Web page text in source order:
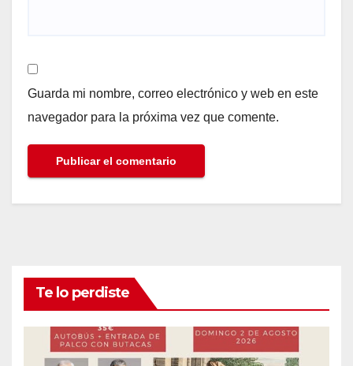
Guarda mi nombre, correo electrónico y web en este
navegador para la próxima vez que comente.
Te lo perdiste